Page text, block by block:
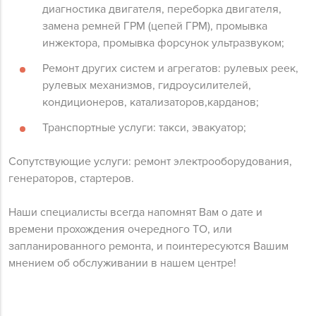
диагностика двигателя, переборка двигателя,
замена ремней ГРМ (цепей ГРМ), промывка
инжектора, промывка форсунок ультразвуком;
Ремонт других систем и агрегатов: рулевых реек,
рулевых механизмов, гидроусилителей,
кондиционеров, катализаторов,карданов;
Транспортные услуги: такси, эвакуатор;
Сопутствующие услуги: ремонт электрооборудования,
генераторов, стартеров.
Наши специалисты всегда напомнят Вам о дате и
времени прохождения очередного ТО, или
запланированного ремонта, и поинтересуются Вашим
мнением об обслуживании в нашем центре!